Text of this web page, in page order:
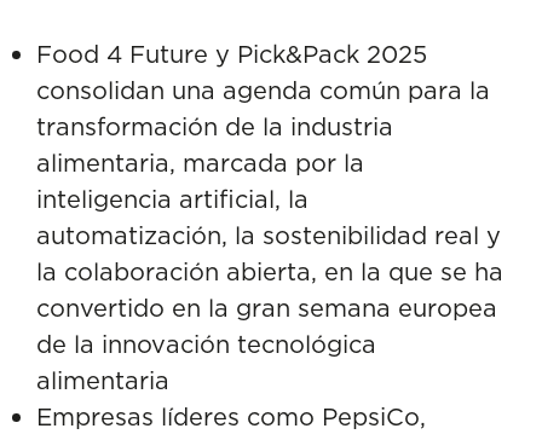
automatización: del viñedo
al lineal
3. Sostenibilidad 360º: del
compromiso a los datos
4. Transparencia radical y
trazabilidad total
5. Talento y cultura
innovadora, el motor
silencioso
6. Ecosistemas de
innovación abierta
Food 4 Future y Pick&Pack 2025
consolidan una agenda común para la
transformación de la industria
alimentaria, marcada por la
inteligencia artificial, la
automatización, la sostenibilidad real y
la colaboración abierta, en la que se ha
convertido en la gran semana europea
de la innovación tecnológica
alimentaria
Empresas líderes como PepsiCo,